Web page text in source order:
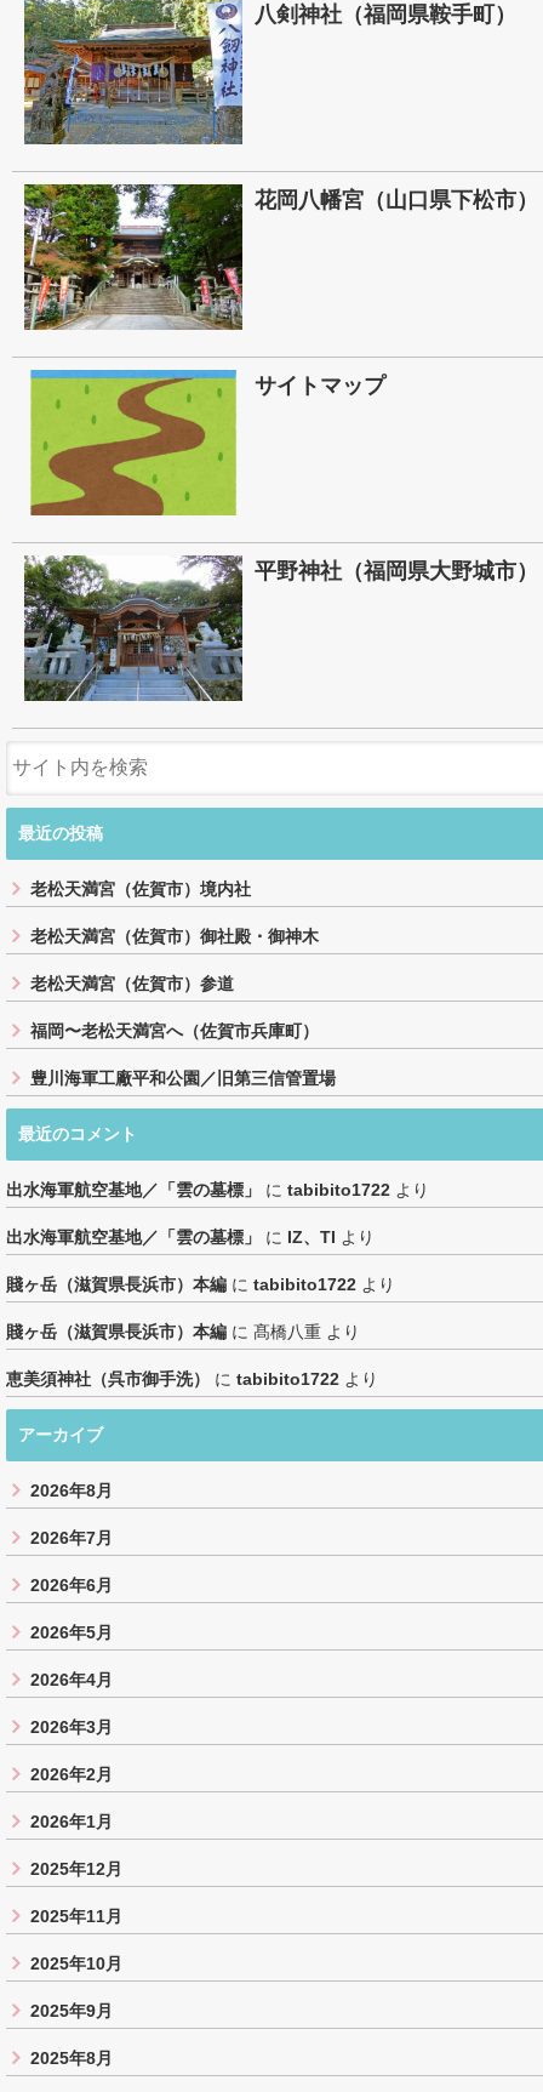
八剣神社（福岡県鞍手町）
花岡八幡宮（山口県下松市）
サイトマップ
平野神社（福岡県大野城市）
最近の投稿
老松天満宮（佐賀市）境内社
老松天満宮（佐賀市）御社殿・御神木
老松天満宮（佐賀市）参道
福岡〜老松天満宮へ（佐賀市兵庫町）
豊川海軍工廠平和公園／旧第三信管置場
最近のコメント
出水海軍航空基地／「雲の墓標」 に tabibito1722 より
出水海軍航空基地／「雲の墓標」 に IZ、TI より
賤ヶ岳（滋賀県長浜市）本編 に tabibito1722 より
賤ヶ岳（滋賀県長浜市）本編 に 髙橋八重 より
恵美須神社（呉市御手洗） に tabibito1722 より
アーカイブ
2026年8月
2026年7月
2026年6月
2026年5月
2026年4月
2026年3月
2026年2月
2026年1月
2025年12月
2025年11月
2025年10月
2025年9月
2025年8月